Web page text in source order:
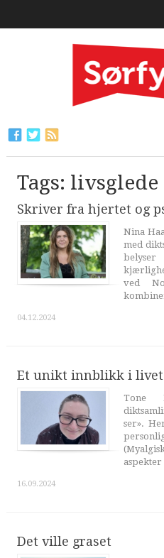
Tags: livsglede
Skriver fra hjertet og
Nina
med
ved
04.12.2024
Et unikt innblikk i livet
Tone
ser».
aspekter
16.09.2024
Det ville graset